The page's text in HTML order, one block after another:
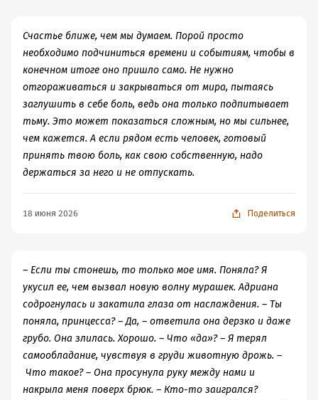
Счастье ближе, чем мы думаем. Порой просто
необходимо подчиниться времени и событиям, чтобы в
конечном итоге оно пришло само. Не нужно
отгораживаться и закрываться от мира, пытаясь
заглушить в себе боль, ведь она только подпитывает
тьму. Это может показаться сложным, но мы сильнее,
чем кажется. А если рядом есть человек, готовый
принять твою боль, как свою собственную, надо
держаться за него и не отпускать.
18 июня 2026 Поделиться
– Если ты стонешь, то только мое имя. Поняла? Я
укусил ее, чем вызвал новую волну мурашек. Адриана
содрогнулась и закатила глаза от наслаждения. – Ты
поняла, принцесса? – Да, – ответила она дерзко и даже
грубо. Она злилась. Хорошо. – Что «да»? – Я терял
самообладание, чувствуя в груди животную дрожь. –
Что такое? – Она просунула руку между нами и
накрыла меня поверх брюк. – Кто-то заигрался?